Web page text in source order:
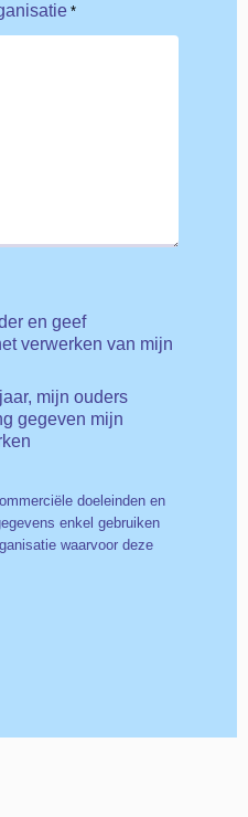
*
en geef
verwerken van mijn
mijn ouders
gegeven mijn
doeleinden en
enkel gebruiken
waarvoor deze